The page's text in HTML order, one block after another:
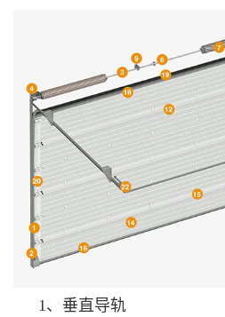
1、垂直导轨